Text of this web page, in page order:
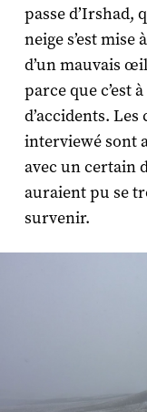
passe d’Irshad,
neige s’est
d’un mauvais
parce que c’est
d’accidents.
interviewé sont
avec un certain
auraient pu se
survenir.